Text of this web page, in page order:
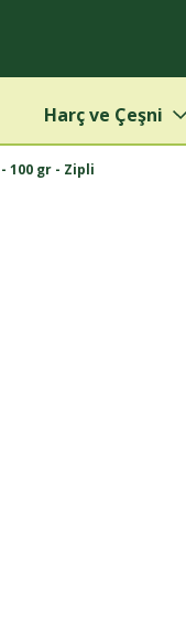
Harç ve Çeşni
100 gr - Zipli